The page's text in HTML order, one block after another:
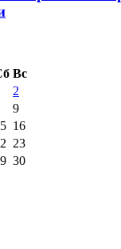
Вс
2
9
16
23
30